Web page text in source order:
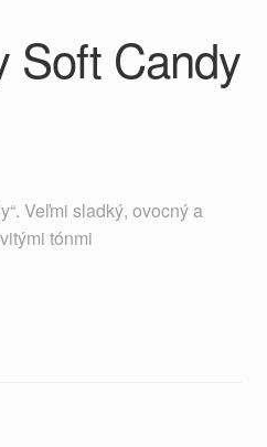
Soft Candy
Veľmi sladký, ovocný a
tónmi